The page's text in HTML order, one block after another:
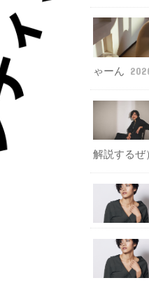
ゃーん
解説するぜ